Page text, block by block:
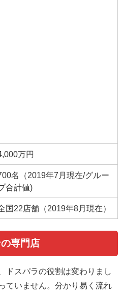
万円
名（2019年7月現在/グルー
合計値)
国22店舗（2019年8月現在）
専門店
ドスパラの役割は変わりまし
ていません。分かり易く流れ